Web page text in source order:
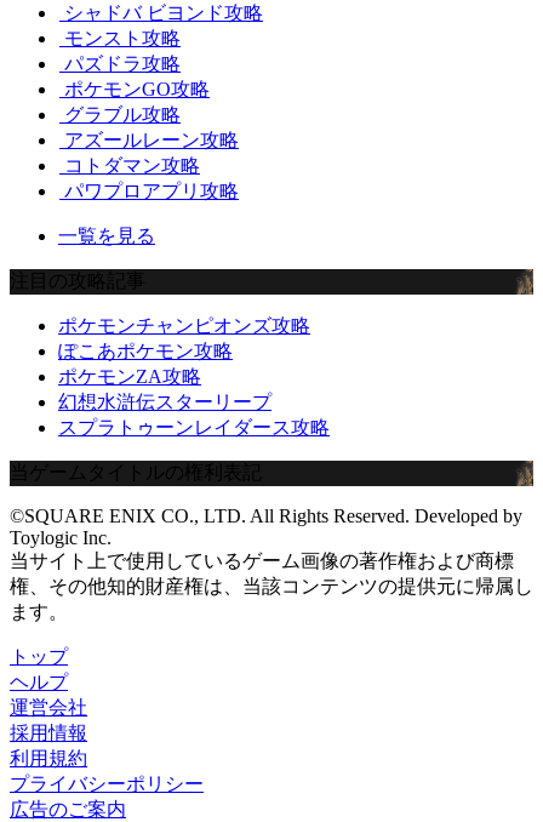
シャドバ ビヨンド攻略
モンスト攻略
パズドラ攻略
ポケモンGO攻略
グラブル攻略
アズールレーン攻略
コトダマン攻略
パワプロアプリ攻略
一覧を見る
注目の攻略記事
ポケモンチャンピオンズ攻略
ぽこあポケモン攻略
ポケモンZA攻略
幻想水滸伝スターリープ
スプラトゥーンレイダース攻略
当ゲームタイトルの権利表記
©SQUARE ENIX CO., LTD. All Rights Reserved. Developed by
Toylogic Inc.
当サイト上で使用しているゲーム画像の著作権および商標
権、その他知的財産権は、当該コンテンツの提供元に帰属し
ます。
トップ
ヘルプ
運営会社
採用情報
利用規約
プライバシーポリシー
広告のご案内